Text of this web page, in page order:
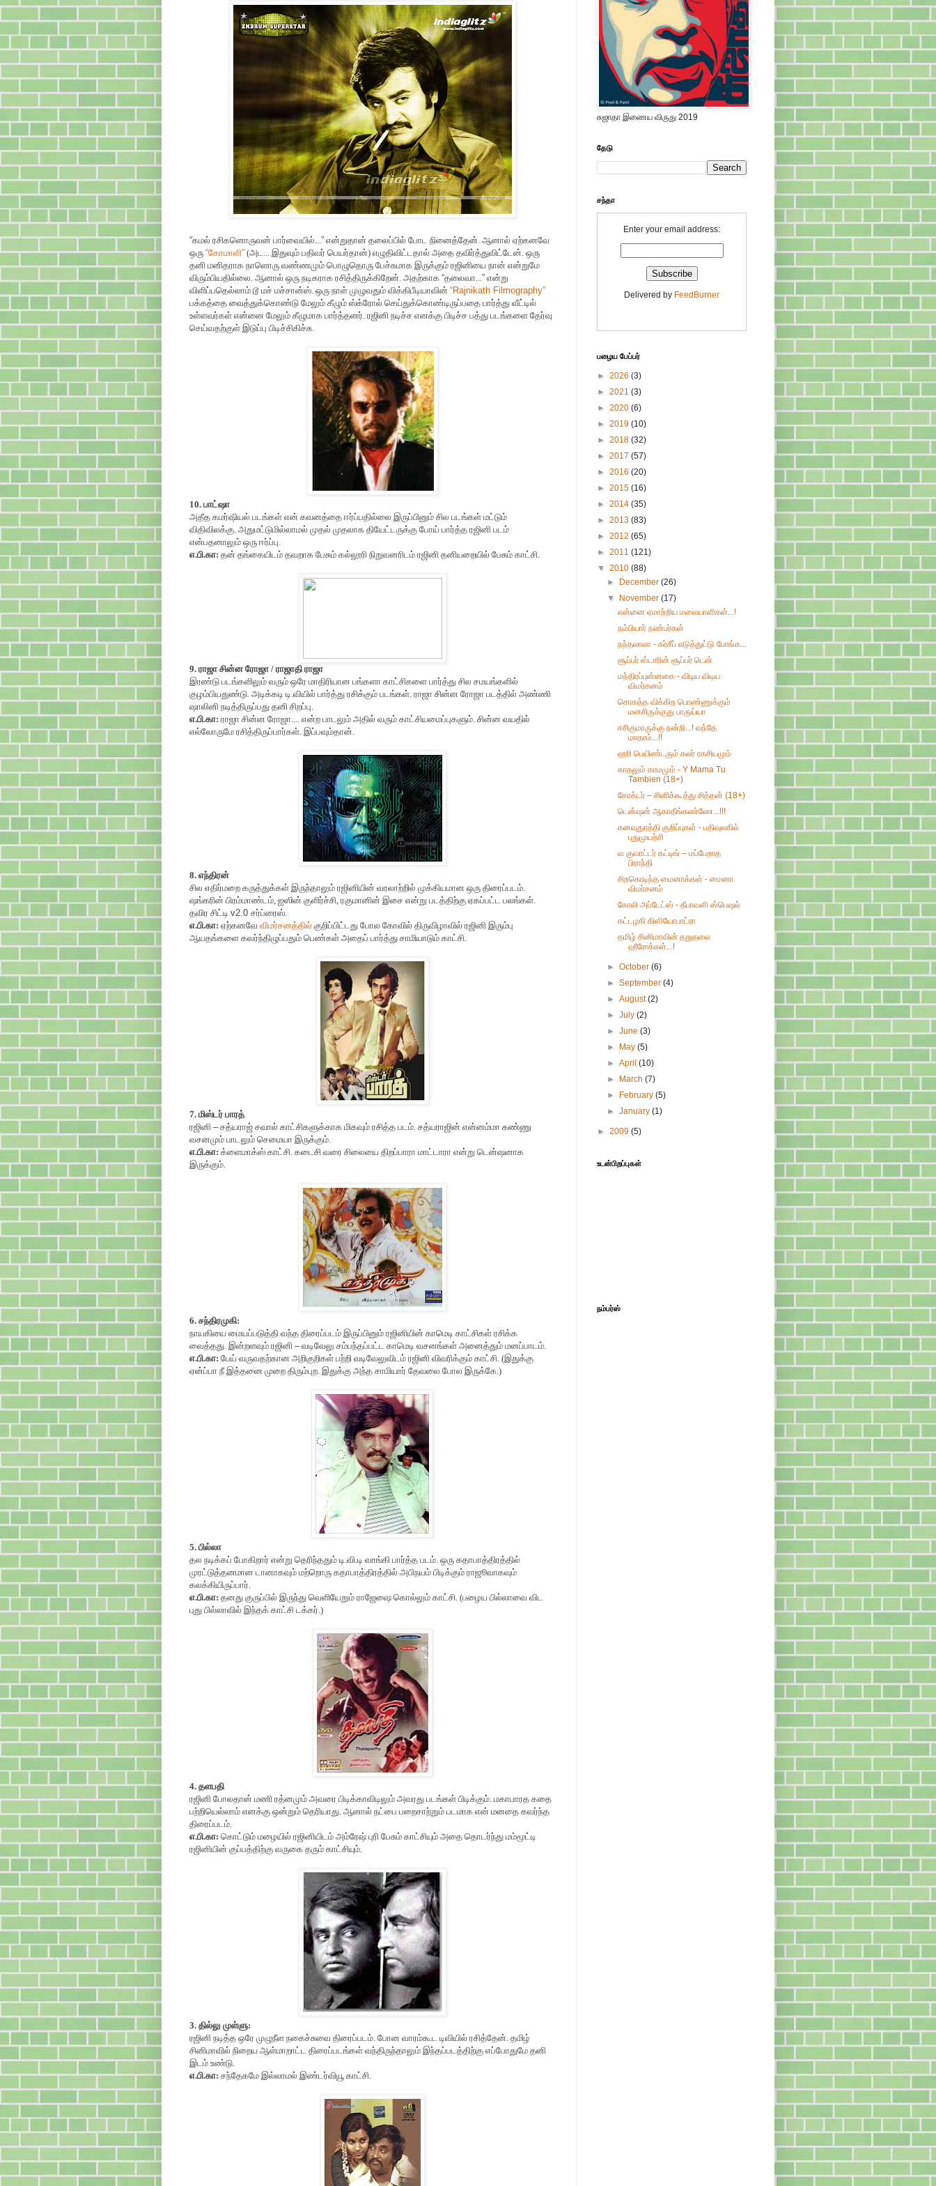
“கமல் ரசிகனொருவன் பார்வையில்... ” என்றுதான் தலைப்பில் போட நினைத்தேன். ஆனால் ஏற்கனவே
ஒரு “கோமாளி” (அட... இதுவும் பதிவர் பெயர்தான்) எழுதிவிட்டதால் அதை தவிர்த்துவிட்டேன். ஒரு
தனி மனிதராக நாளொரு வண்ணமும் பொழுதொரு பேச்சுமாக இருக்கும் ரஜினியை நான் என்றுமே
விரும்பியதில்லை. ஆனால் ஒரு நடிகராக ரசித்திருக்கிறேன். அதற்காக “தலைவா... ” என்று
விளிப்பதெல்லாம் டூ மச் மச்சான்ஸ். ஒரு நாள் முழுவதும் விக்கிபீடியாவின் “Rajnikath Filmography”
பக்கத்தை வைத்துக்கொண்டு மேலும் கீழும் ஸ்க்ரோல் செய்துக்கொண்டிருப்பதை பார்த்து வீட்டில்
உள்ளவர்கள் என்னை மேலும் கீழுமாக பார்த்தனர். ரஜினி நடிச்ச எனக்கு பிடிச்ச பத்து படங்களை தேர்வு
செய்வதற்குள் இடுப்பு பிடிச்சிகிச்சு.
10. பாட்ஷா
அதீத கமர்ஷியல் படங்கள் என் கவனத்தை ஈர்ப்பதில்லை இருப்பினும் சில படங்கள் மட்டும்
விதிவிலக்கு. அதுமட்டுமில்லாமல் முதல் முதலாக தியேட்டருக்கு போய் பார்த்த ரஜினி படம்
என்பதனாலும் ஒரு ஈர்ப்பு.
எ.பி.கா: தன் தங்கையிடம் தவறாக பேசும் கல்லூரி நிறுவனரிடம் ரஜினி தனியறையில் பேசும் காட்சி.
9. ராஜா சின்ன ரோஜா / ராஜாதி ராஜா
இரண்டு படங்களிலும் வரும் ஒரே மாதிரியான பங்களா காட்சிகளை பார்த்து சில சமயங்களில்
குழம்பியதுண்டு. அடிக்கடி டி.வியில் பார்த்து ரசிக்கும் படங்கள். ராஜா சின்ன ரோஜா படத்தில் அண்ணி
ஷாலினி நடித்திருப்பது தனி சிறப்பு.
எ.பி.கா: ராஜா சின்ன ரோஜா.... என்ற பாடலும் அதில் வரும் காட்சியமைப்புகளும். சின்ன வயதில்
எல்லோருமே ரசித்திருப்பார்கள். இப்பவும்தான்.
8. எந்திரன்
சில எதிர்மறை கருத்துக்கள் இருந்தாலும் ரஜினியின் வரலாற்றில் முக்கியமான ஒரு திரைப்படம்.
ஷங்கரின் பிரம்மாண்டம், ஐஸின் குளிர்ச்சி, ரகுமானின் இசை என்று படத்திற்கு ஏகப்பட்ட பலங்கள்.
தவிர சிட்டி v2.0 சர்ப்ரைஸ்.
எ.பி.கா: ஏற்கனவே விமர்சனத்தில் குறிப்பிட்டது போல கோவில் திருவிழாவில் ரஜினி இரும்பு
ஆயதங்களை கவர்ந்திழுப்பதும் பெண்கள் அதைப் பார்த்து சாமியாடும் காட்சி.
7. மிஸ்டர் பாரத்
ரஜினி –சத்யராஜ் சவால் காட்சிகளுக்காக மிகவும் ரசித்த படம். சத்யராஜின் என்னம்மா கண்ணு
வசனமும் பாடலும் செமையா இருக்கும்.
எ.பி.கா: க்ளைமாக்ஸ் காட்சி. கடைசி வரை சிலையை திறப்பாரா மாட்டாரா என்று டென்ஷனாக
இருக்கும்.
6. சந்திரமுகி:
நாயகியை மையப்படுத்தி வந்த திரைப்படம் இருப்பினும் ரஜினியின் காமெடி காட்சிகள் ரசிக்க
வைத்தது. இன்றளவும் ரஜினி –வடிவேலு சம்பந்தப்பட்ட காமெடி வசனங்கள் அனைத்தும் மனப்பாடம்.
எ.பி.கா: பேய் வருவதற்கான அறிகுறிகள் பற்றி வடிவேலுவிடம் ரஜினி விவரிக்கும் காட்சி. (இதுக்கு
ஏன்ப்பா நீ இத்தனை முறை திரும்புற. இதுக்கு அந்த சாமியார் தேவலை போல இருக்கே.)
5. பில்லா
தல நடிக்கப் போகிறார் என்று தெரிந்ததும் டி.வி.டி வாங்கி பார்த்த படம். ஒரு கதாபாத்திரத்தில்
முரட்டுத்தனமான டானாகவும் மற்றொரு கதாபாத்திரத்தில் அபிநயம் பிடிக்கும் ராஜூவாகவும்
கலக்கியிருப்பார்.
எ.பி.கா: தனது குருப்பில் இருந்து வெளியேறும் ராஜேஷை கொல்லும் காட்சி. (பழைய பில்லாவை விட
புது பில்லாவில் இந்தக் காட்சி டக்கர்.)
4. தளபதி
ரஜினி போலதான் மணி ரத்னமும் அவரை பிடிக்காவிடிலும் அவரது படங்கள் பிடிக்கும். மகாபாரத கதை
பற்றியெல்லாம் எனக்கு ஒன்றும் தெரியாது. ஆனால் நட்பை பறைசாற்றும் படமாக என் மனதை கவர்ந்த
திரைப்படம்.
எ.பி.கா: கொட்டும் மழையில் ரஜினியிடம் அம்ரேஷ் புரி பேசும் காட்சியும் அதை தொடர்ந்து மம்மூட்டி
ரஜினியின் குப்பத்திற்கு வருகை தரும் காட்சியும்.
3. தில்லு முள்ளு:
ரஜினி நடித்த ஒரே முழுநீள நகைச்சுவை திரைப்படம். போன வாரம்கூட டிவியில் ரசித்தேன். தமிழ்
சினிமாவில் நிறைய ஆள்மாறாட்ட திரைப்படங்கள் வந்திருந்தாலும் இந்தப்படத்திற்கு எப்போதுமே தனி
இடம் உண்டு.
எ.பி.கா: சந்தேகமே இல்லாமல் இண்டர்வியூ காட்சி.
சுஜாதா இணைய விருது 2019
தேடு
சந்தா
Enter your email address:
Delivered by FeedBurner
பழைய பேப்பர்
► 2026 (3)
► 2021 (3)
► 2020 (6)
► 2019 (10)
► 2018 (32)
► 2017 (57)
► 2016 (20)
► 2015 (16)
► 2014 (35)
► 2013 (83)
► 2012 (65)
► 2011 (121)
▼ 2010 (88)
►
December(26)
▼
November(17)
என்னை ஏமாற்றிய மலையாளிகள்...!
நம்பியார் நண்பர்கள்
நந்தலாலா - கர்சீப் எடுத்துட்டு போங்க...
சூப்பர் ஸ்டாரின் சூப்பர் டென்
மந்திரப்புன்னகை - விடிய விடிய
விமர்சனம்
சொகத்த விக்கிற பொண்ணுக்கும்
மனசிருக்குது பாருய்யா
சசிகுமாருக்கு நன்றி...! வந்தே
மாதரம்...!!
ஹரி பெயிண்டரும் கலர் ரகசியமும்
காதலும் காமமும் - Y Mama Tu
Tambien (18+)
கேரக்டர் – சினிக்கூத்து சித்தன் (18+)
டென்ஷன் ஆகாதீங்கண்ணே...!!!
கனவுதுரத்தி குறிப்புகள் - பதிவுலகில்
புதுமுயற்சி
வ குவாட்டர் கட்டிங் – மப்பேறாத
பிராந்தி
சிறகொடிந்த மைனாக்கள் - மைனா
விமர்சனம்
கோலி அப்டேட்ஸ் - தீபாவளி ஸ்பெஷல்
கட்டழகி கிளியோபாட்ரா
தமிழ் சினிமாவின் தறுதலை
ஹீரோக்கள்...!
►October(6)
►September(4)
►August(2)
►July(2)
►June(3)
►
May(5)
►April(10)
►
March(7)
►
February(5)
►January(1)
► 2009 (5)
உடன்பிறப்புகள்
நம்பர்ஸ்